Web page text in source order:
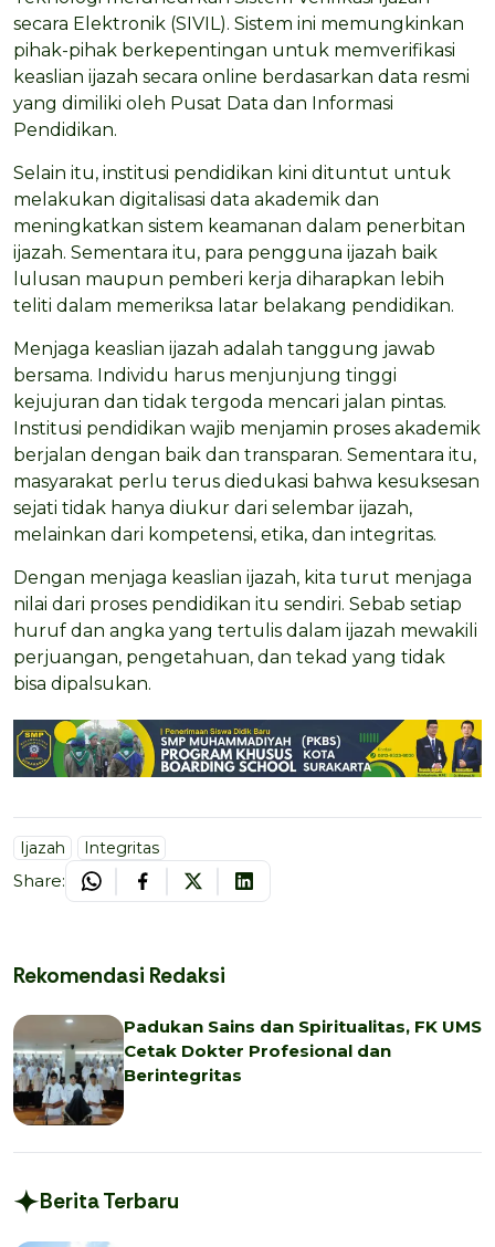
secara Elektronik (SIVIL). Sistem ini memungkinkan
pihak-pihak berkepentingan untuk memverifikasi
keaslian ijazah secara online berdasarkan data resmi
yang dimiliki oleh Pusat Data dan Informasi
Pendidikan.
Selain itu, institusi pendidikan kini dituntut untuk
melakukan digitalisasi data akademik dan
meningkatkan sistem keamanan dalam penerbitan
ijazah. Sementara itu, para pengguna ijazah baik
lulusan maupun pemberi kerja diharapkan lebih
teliti dalam memeriksa latar belakang pendidikan.
Menjaga keaslian ijazah adalah tanggung jawab
bersama. Individu harus menjunjung tinggi
kejujuran dan tidak tergoda mencari jalan pintas.
Institusi pendidikan wajib menjamin proses akademik
berjalan dengan baik dan transparan. Sementara itu,
masyarakat perlu terus diedukasi bahwa kesuksesan
sejati tidak hanya diukur dari selembar ijazah,
melainkan dari kompetensi, etika, dan integritas.
Dengan menjaga keaslian ijazah, kita turut menjaga
nilai dari proses pendidikan itu sendiri. Sebab setiap
huruf dan angka yang tertulis dalam ijazah mewakili
perjuangan, pengetahuan, dan tekad yang tidak
bisa dipalsukan.
Ijazah Integritas
Share:
Rekomendasi Redaksi
Padukan Sains dan Spiritualitas, FK UMS
Cetak Dokter Profesional dan
Berintegritas
Berita Terbaru